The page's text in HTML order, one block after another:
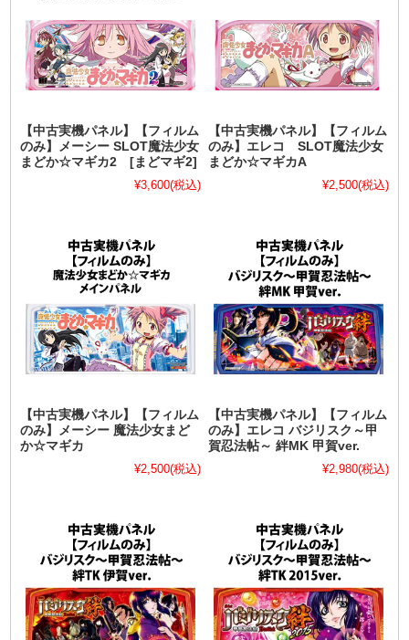
【中古実機パネル】【フィルム
のみ】メーシー SLOT魔法少女
まどか☆マギカ2 [まどマギ2]
¥3,600(税込)
【中古実機パネル】【フィルム
のみ】エレコ SLOT魔法少女
まどか☆マギカA
¥2,500(税込)
【中古実機パネル】【フィルム
のみ】メーシー 魔法少女まど
か☆マギカ
¥2,500(税込)
【中古実機パネル】【フィルム
のみ】エレコ バジリスク～甲
賀忍法帖～ 絆MK 甲賀ver.
¥2,980(税込)